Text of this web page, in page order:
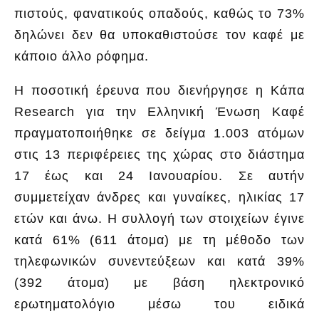
πιστούς, φανατικούς οπαδούς, καθώς το 73%
δηλώνει δεν θα υποκαθιστούσε τον καφέ με
κάποιο άλλο ρόφημα.
Η ποσοτική έρευνα που διενήργησε η Κάπα
Research για την Ελληνική Ένωση Καφέ
πραγματοποιήθηκε σε δείγμα 1.003 ατόμων
στις 13 περιφέρειες της χώρας στο διάστημα
17 έως και 24 Ιανουαρίου. Σε αυτήν
συμμετείχαν άνδρες και γυναίκες, ηλικίας 17
ετών και άνω. Η συλλογή των στοιχείων έγινε
κατά 61% (611 άτομα) με τη μέθοδο των
τηλεφωνικών συνεντεύξεων και κατά 39%
(392 άτομα) με βάση ηλεκτρονικό
ερωτηματολόγιο μέσω του ειδικά